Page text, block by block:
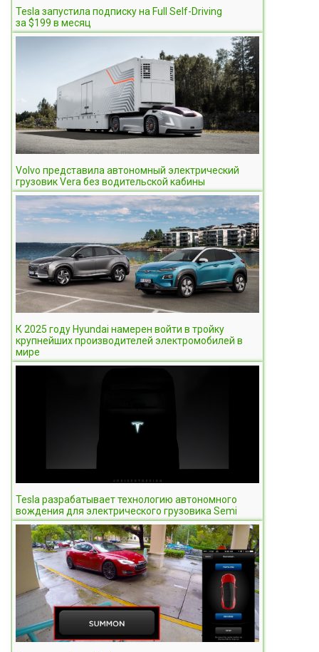
Tesla запустила подписку на Full Self-Driving
за $199 в месяц
Volvo представила автономный электрический
грузовик Vera без водительской кабины
К 2025 году Hyundai намерен войти в тройку
крупнейших производителей электромобилей в
мире
Tesla разрабатывает технологию автономного
вождения для электрического грузовика Semi